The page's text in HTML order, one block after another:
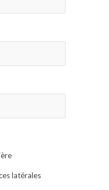
latérales